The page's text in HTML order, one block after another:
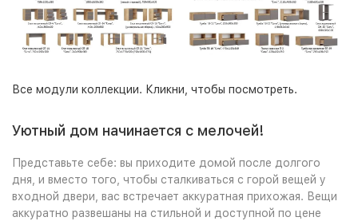
Все модули коллекции. Кликни, чтобы посмотреть.
Уютный дом начинается с мелочей!
Представьте себе: вы приходите домой после долгого
дня, и вместо того, чтобы сталкиваться с горой вещей у
входной двери, вас встречает аккуратная прихожая. Вещи
аккуратно развешаны на стильной и доступной по цене